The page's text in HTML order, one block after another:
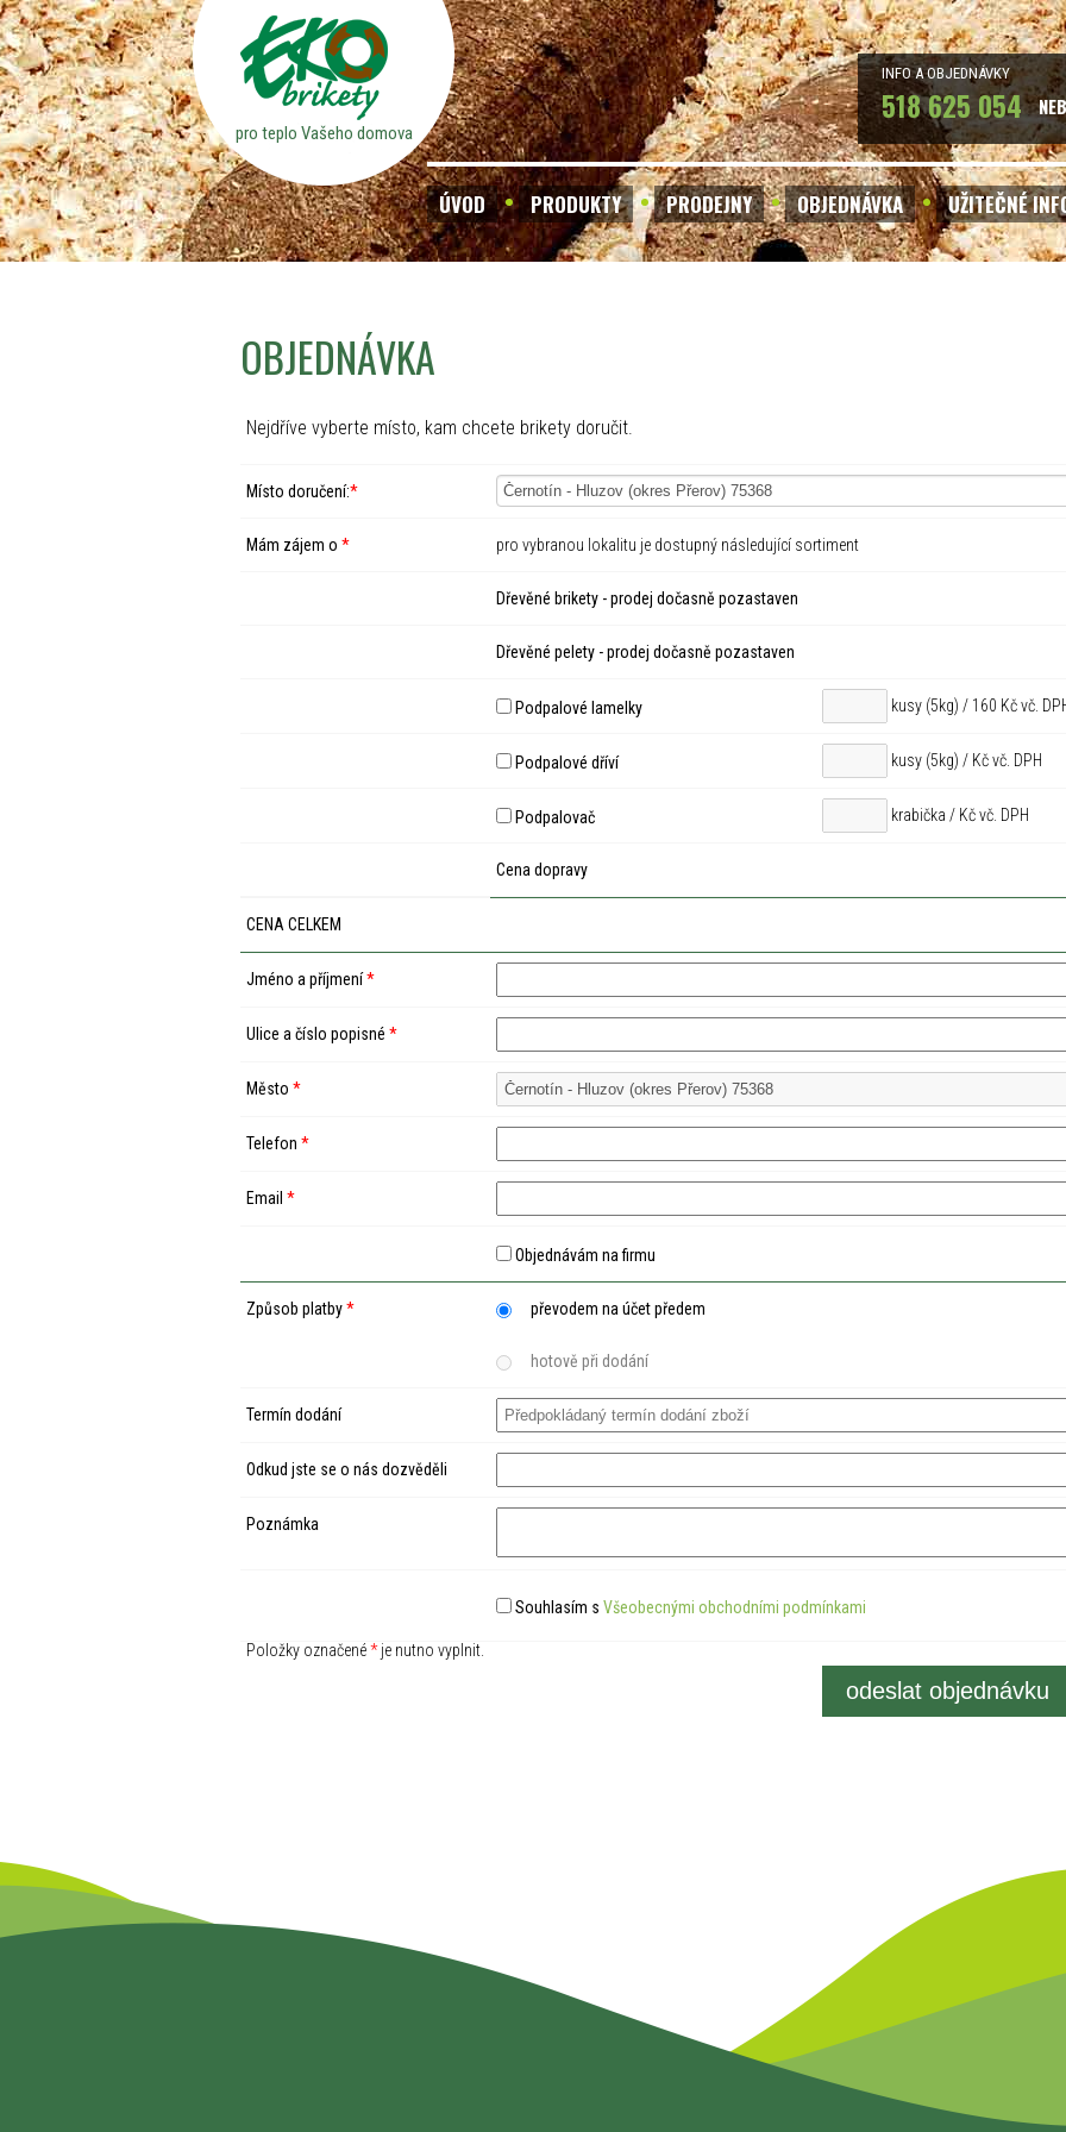
pro teplo Vašeho domova
INFO A OBJEDNÁVKY
518 625 054
ÚVOD PRODUKTY PRODEJNY OBJEDNÁVKA UŽITEČNÉ
OBJEDNÁVKA
Nejdříve vyberte místo, kam chcete brikety doručit.
Místo doručení:*
Mám zájem o * pro vybranou lokalitu je dostupný následující sortiment
Dřevěné brikety - prodej dočasně pozastaven
Dřevěné pelety - prodej dočasně pozastaven
Podpalové lamelky kusy (5kg) / 160 Kč vč.
Podpalové dříví kusy (5kg) / Kč vč. DPH
Podpalovač krabička / Kč vč. DPH
Cena dopravy
CENA CELKEM
Jméno a příjmení*
Ulice a číslo popisné *
Město *
Telefon *
Email *
Objednávám na firmu
Způsob platby* převodem na účet předem
hotově při dodání
Termín dodání
Odkud jste se o nás dozvěděli
Poznámka
Souhlasím s Všeobecnými obchodními podmínkami
Položky označené*je nutno vyplnit.
odeslat objednávku